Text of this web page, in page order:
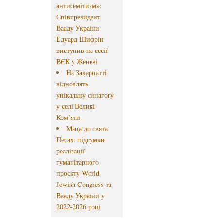
антисемітизм»:
Співпрезидент
Вааду України
Едуард Шифрін
виступив на сесії
ВЄК у Женеві
На Закарпатті
відновлять
унікальну синагогу
у селі Великі
Ком’яти
Маца до свята
Песах: підсумки
реалізації
гуманітарного
проєкту World
Jewish Congress та
Вааду України у
2022-2026 році